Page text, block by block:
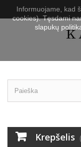
Krepšelis
Informuojame, kad
cookies). Tęsdami
slapukų